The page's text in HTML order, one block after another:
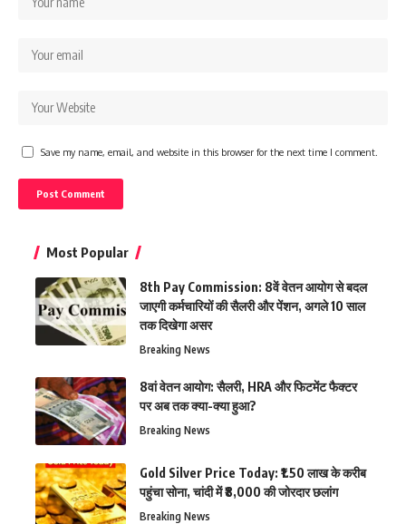
Save my name, email, and website in this browser for the next time I comment.
Most Popular
8th Pay Commission: 8वें वेतन आयोग से बदल
जाएगी कर्मचारियों की सैलरी और पेंशन, अगले 10 साल
तक दिखेगा असर
Breaking News
8वां वेतन आयोग: सैलरी, HRA और फिटमेंट फैक्टर
पर अब तक क्या-क्या हुआ?
Breaking News
Gold Silver Price Today: ₹1.50 लाख के करीब
पहुंचा सोना, चांदी में ₹8,000 की जोरदार छलांग
Breaking News